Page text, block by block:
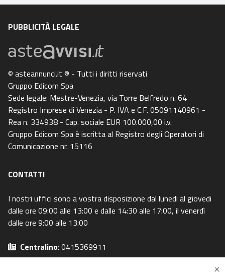
PUBBLICITÀ LEGALE
© asteannunci.it ® - Tutti i diritti riservati
Gruppo Edicom Spa
Sede legale: Mestre-Venezia, via Torre Belfredo n. 64
Registro Imprese di Venezia - P. IVA e C.F. 05091140961 -
Rea n. 334938 - Cap. sociale EUR 100.000,00 i.v.
Gruppo Edicom Spa è iscritta al Registro degli Operatori di
Comunicazione nr. 15116
CONTATTI
I nostri uffici sono a vostra disposizione dal lunedi al giovedi
dalle ore 09:00 alle 13:00 e dalle 14:30 alle 17:00, il venerdì
dalle ore 9:00 alle 13:00
Centralino: 0415369911
Email: info@asteavvisi.it